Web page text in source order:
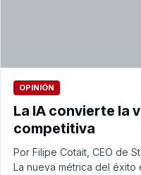
OPINIÓN
La IA convierte la
competitiva
Por Filipe Cotait, CEO de
La nueva métrica del éxito